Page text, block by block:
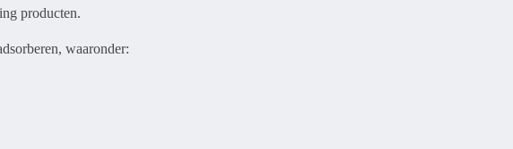
producten.
waaronder: